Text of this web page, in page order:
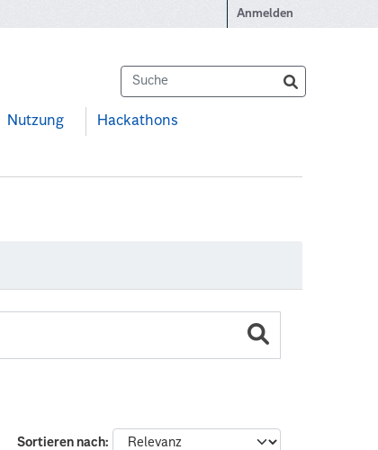
Anmelden
Nutzung Hackathons
Sortieren nach